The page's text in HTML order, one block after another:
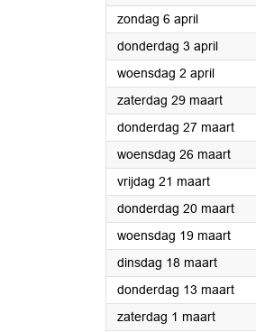
zondag 6 april2025
donderdag 3 april2025
woensdag 2 april2025
zaterdag 29 maart2025
donderdag 27 maart2025
woensdag 26 maart2025
vrijdag 21 maart2025
donderdag 20 maart2025
woensdag 19 maart2025
dinsdag 18 maart2025
donderdag 13 maart2025
zaterdag 1 maart2025